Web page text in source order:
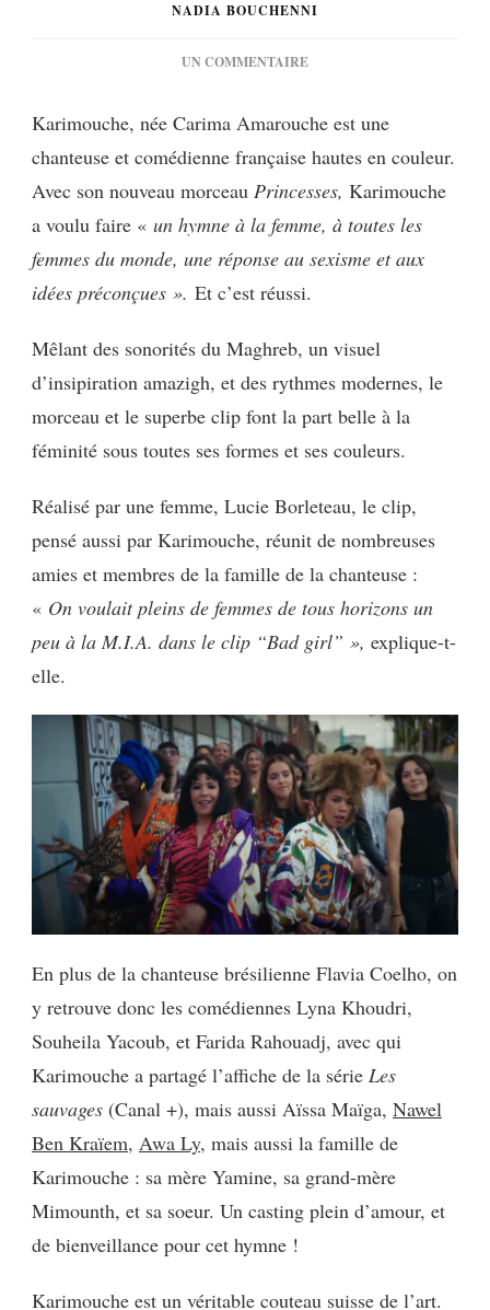
NADIA BOUCHENNI
UN COMMENTAIRESUR
:
PRINCESSES
FLAVIA
COELHO
Karimouche, née Carima Amarouche est une
chanteuse et comédienne française hautes en couleur.
Avec son nouveau morceau Princesses, Karimouche
a voulu faire « un hymne à la femme, à toutes les
femmes du monde, une réponse au sexisme et aux
idées préconçues ». Et c’est réussi.
Mêlant des sonorités du Maghreb, un visuel
d’insipiration amazigh, et des rythmes modernes, le
morceau et le superbe clip font la part belle à la
féminité sous toutes ses formes et ses couleurs.
Réalisé par une femme, Lucie Borleteau, le clip,
pensé aussi par Karimouche, réunit de nombreuses
amies et membres de la famille de la chanteuse :
« On voulait pleins de femmes de tous horizons un
peu à la M.I.A. dans le clip “Bad girl” », explique-t-
elle.
En plus de la chanteuse brésilienne Flavia Coelho, on
y retrouve donc les comédiennes Lyna Khoudri,
Souheila Yacoub, et Farida Rahouadj, avec qui
Karimouche a partagé l’affiche de la série Les
sauvages (Canal +), mais aussi Aïssa Maïga, Nawel
Ben Kraïem, Awa Ly, mais aussi la famille de
Karimouche : sa mère Yamine, sa grand-mère
Mimounth, et sa soeur. Un casting plein d’amour, et
de bienveillance pour cet hymne !
Karimouche est un véritable couteau suisse de l’art.